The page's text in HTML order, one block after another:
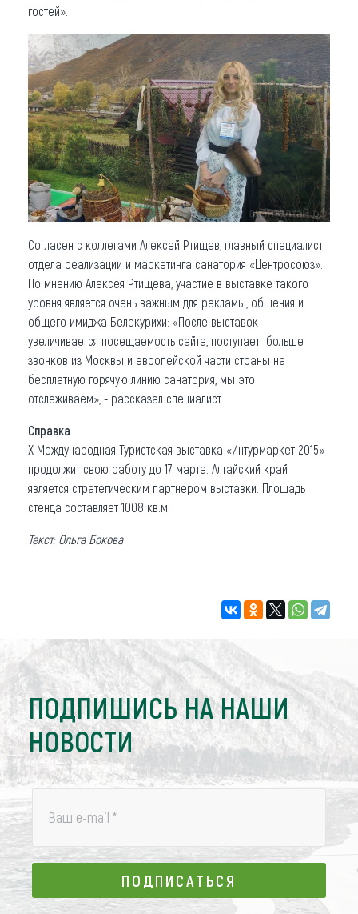
гостей».
Согласен с коллегами Алексей Ртищев, главный специалист
отдела реализации и маркетинга санатория «Центросоюз».
По мнению Алексея Ртищева, участие в выставке такого
уровня является очень важным для рекламы, общения и
общего имиджа Белокурихи: «После выставок
увеличивается посещаемость сайта, поступает больше
звонков из Москвы и европейской части страны на
бесплатную горячую линию санатория, мы это
отслеживаем», - рассказал специалист.
Справка
X Международная Туристская выставка «Интурмаркет-2015»
продолжит свою работу до 17 марта. Алтайский край
является стратегическим партнером выставки. Площадь
стенда составляет 1008 кв.м.
Текст: Ольга Бокова
ПОДПИШИСЬ НА НАШИ
НОВОСТИ
Ваш e-mail *
ПОДПИСАТЬСЯ